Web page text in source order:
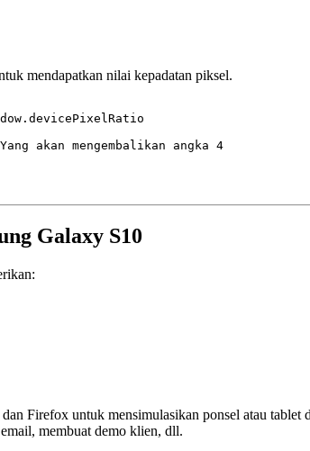
mendapatkan nilai kepadatan piksel.
devicePixelRatio
akan mengembalikan angka 4
Galaxy S10
Firefox untuk mensimulasikan ponsel atau
membuat demo klien, dll.